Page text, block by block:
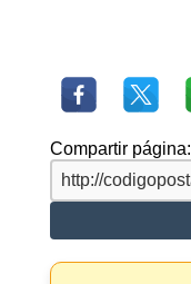
Compartir página: